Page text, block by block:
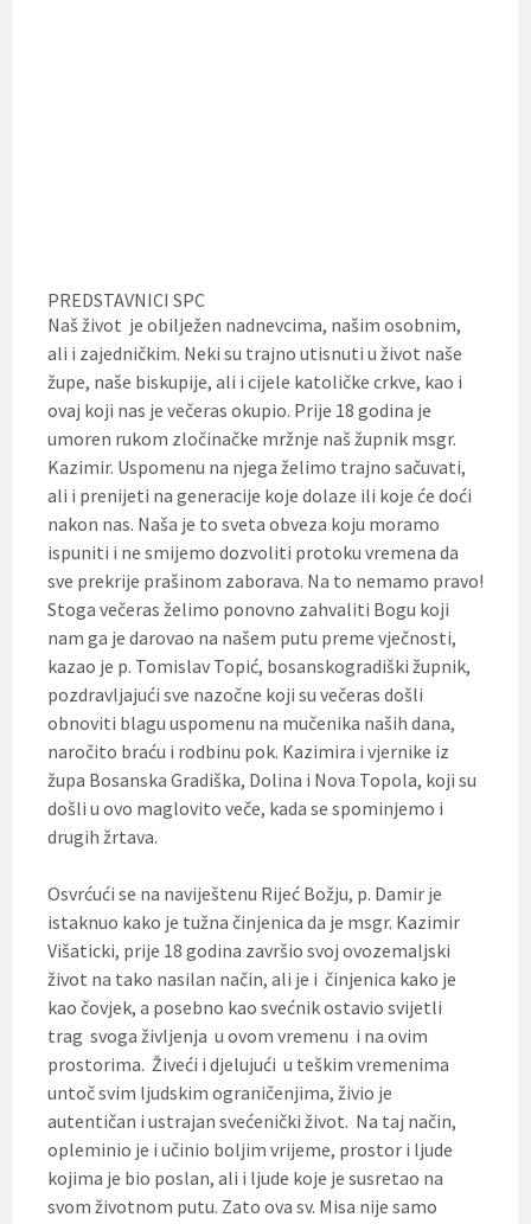
PREDSTAVNICI SPC
Naš život je obilježen nadnevcima, našim osobnim,
ali i zajedničkim. Neki su trajno utisnuti u život naše
župe, naše biskupije, ali i cijele katoličke crkve, kao i
ovaj koji nas je večeras okupio. Prije 18 godina je
umoren rukom zločinačke mržnje naš župnik msgr.
Kazimir. Uspomenu na njega želimo trajno sačuvati,
ali i prenijeti na generacije koje dolaze ili koje će doći
nakon nas. Naša je to sveta obveza koju moramo
ispuniti i ne smijemo dozvoliti protoku vremena da
sve prekrije prašinom zaborava. Na to nemamo pravo!
Stoga večeras želimo ponovno zahvaliti Bogu koji
nam ga je darovao na našem putu preme vječnosti,
kazao je p. Tomislav Topić, bosanskogradiški župnik,
pozdravljajući sve nazočne koji su večeras došli
obnoviti blagu uspomenu na mučenika naših dana,
naročito braću i rodbinu pok. Kazimira i vjernike iz
župa Bosanska Gradiška, Dolina i Nova Topola, koji su
došli u ovo maglovito veče, kada se spominjemo i
drugih žrtava.
Osvrćući se na naviještenu Rijeć Božju, p. Damir je
istaknuo kako je tužna činjenica da je msgr. Kazimir
Višaticki, prije 18 godina završio svoj ovozemaljski
život na tako nasilan način, ali je i činjenica kako je
kao čovjek, a posebno kao svećnik ostavio svijetli
trag svoga življenja u ovom vremenu i na ovim
prostorima. Živeći i djelujući u teškim vremenima
untoč svim ljudskim ograničenjima, živio je
autentičan i ustrajan svećenički život. Na taj način,
opleminio je i učinio boljim vrijeme, prostor i ljude
kojima je bio poslan, ali i ljude koje je susretao na
svom životnom putu. Zato ova sv. Misa nije samo